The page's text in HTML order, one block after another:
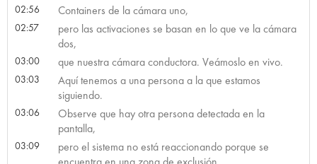
02:56 Containers de la cámara uno,
02:57
pero las activaciones se basan en lo que ve la cámara
dos,
03:00 que nuestra cámara conductora. Veámoslo en vivo.
03:03
Aquí tenemos a una persona a la que estamos
siguiendo.
03:06
Observe que hay otra persona detectada en la
pantalla,
03:09
pero el sistema no está reaccionando porque se